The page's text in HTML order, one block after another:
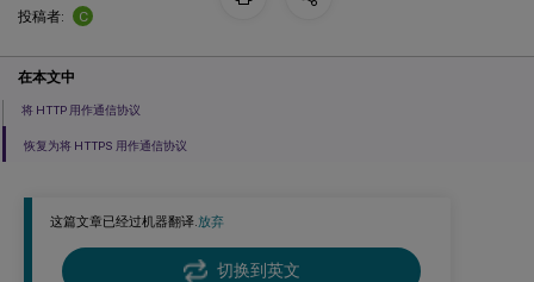
这篇文章已经过机器翻译.放弃
切换到英文
投稿者:
C
在本文中
将 HTTP 用作通信协议
恢复为将 HTTPS 用作通信协议